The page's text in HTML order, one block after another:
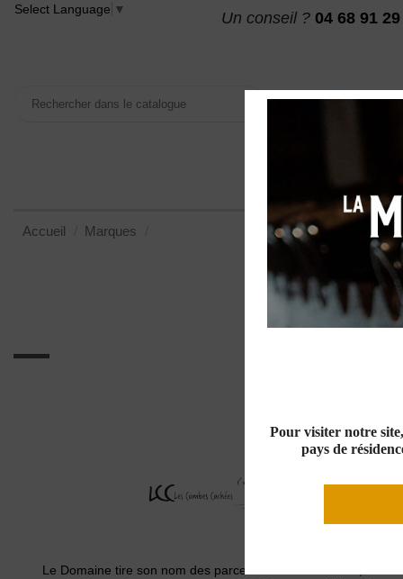
Pour visiter notre
pays de
Un conseil ? 04 68 91
Select Language ▼
MAISON
Accueil Marques Domaine les Combes Cachées
Domaine les Combes
Le Domaine tire son nom des parcelles du Petit Causse,